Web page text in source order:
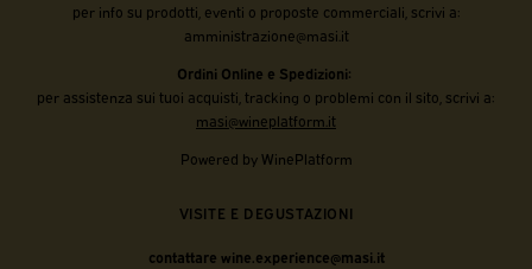
per info su prodotti, eventi o proposte commerciali, scrivi a:
amministrazione@masi.it
Ordini Online e Spedizioni:
per assistenza sui tuoi acquisti, tracking o problemi con il sito, scrivi a:
masi@wineplatform.it
Powered by WinePlatform
VISITE E DEGUSTAZIONI
contattare wine.experience@masi.it